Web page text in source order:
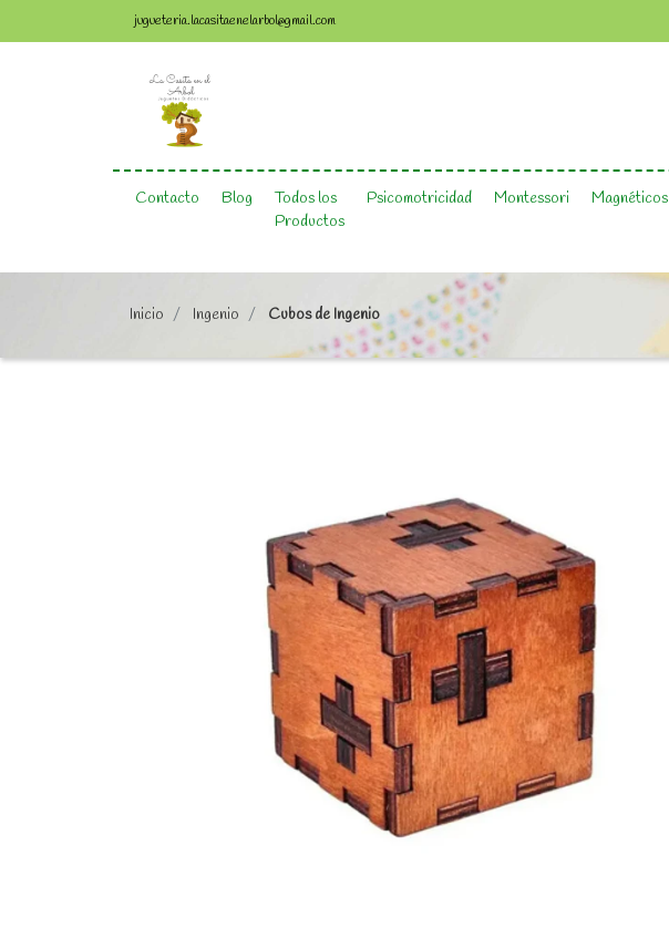
jugueteria.lacasitaenelarbol@gmail.com
Contacto Blog
Todos los
Productos
Psicomotricidad Montessori Magnéticos
Inicio Ingenio Cubos de Ingenio